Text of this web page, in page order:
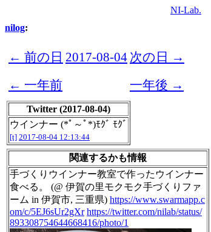
NI-Lab.
nilog:
← 前の日 2017-08-04 次の日 →
← 一年前
一年後 →
Twitter (2017-08-04)
ウインナー (*ﾟ～ﾟ*)ﾓｸﾞ ﾓｸﾞ
[t] 2017-08-04 12:13:44
関連するかも情報
手づくりウインナー教室で作ったウインナー
食べる。 (@ 伊賀の里モクモク手づくりファ
ーム in 伊賀市, 三重県) https://www.swarmapp.c
om/c/5EJ6sUr2gXr https://twitter.com/nilab/status/
893308754644668416/photo/1